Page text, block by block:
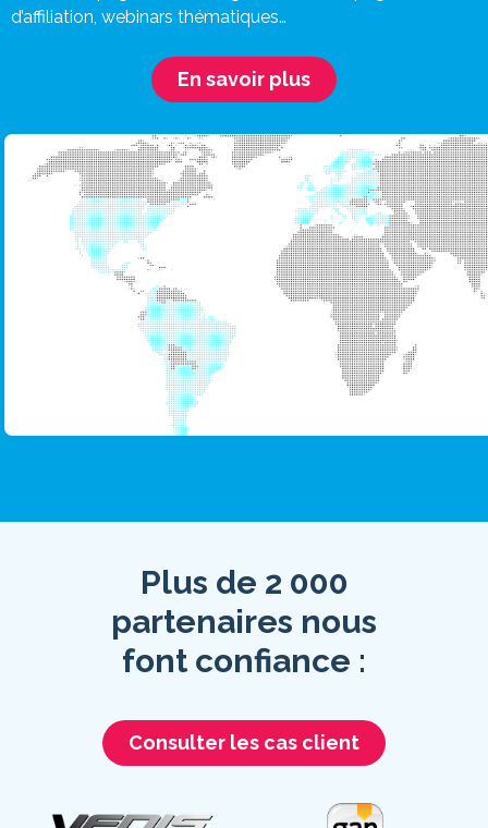
d’affiliation, webinars thématiques…
En savoir plus
Plus de 2 000
partenaires nous
font confiance :
Consulter les cas client